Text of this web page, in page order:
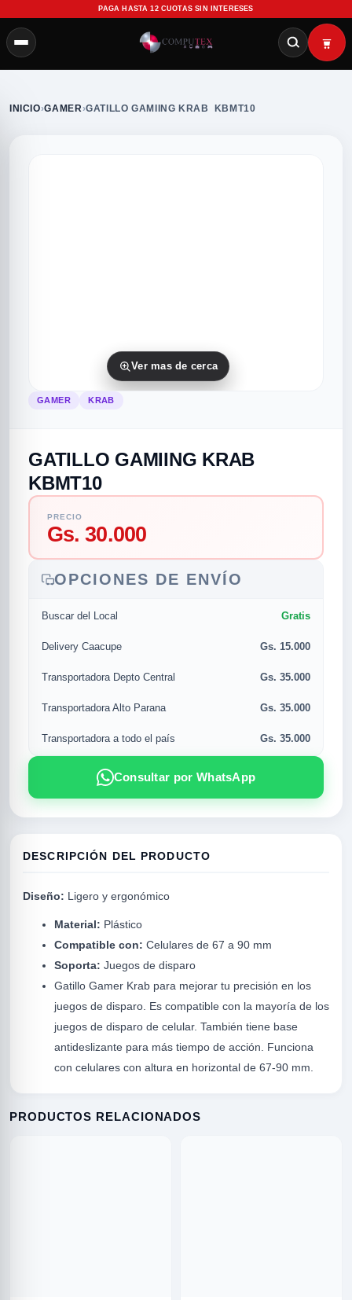
PAGA HASTA 12 CUOTAS SIN INTERESES
categorias
POPULARES
INICIO›GAMER›GATILLO GAMIING KRAB KBMT10
Ver mas de cerca
GAMER KRAB
GATILLO GAMIING KRAB
KBMT10
PRECIO
Gs. 30.000
OPCIONES DE ENVÍO
Buscar del Local Gratis
Delivery Caacupe Gs. 15.000
Transportadora Depto Central Gs. 35.000
Transportadora Alto Parana Gs. 35.000
Transportadora a todo el país Gs. 35.000
Consultar por WhatsApp
DESCRIPCIÓN DEL PRODUCTO
Diseño: Ligero y ergonómico
Material: Plástico
Compatible con: Celulares de 67 a 90 mm
Soporta: Juegos de disparo
Gatillo Gamer Krab para mejorar tu precisión en los
juegos de disparo. Es compatible con la mayoría de los
juegos de disparo de celular. También tiene base
antideslizante para más tiempo de acción. Funciona
con celulares con altura en horizontal de 67-90 mm.
PRODUCTOS RELACIONADOS